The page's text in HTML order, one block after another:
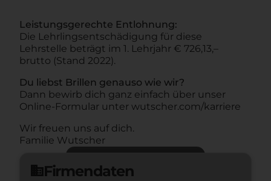
Leistungsgerechte Entlohnung:
Die Lehrlingsentschädigung für diese
Lehrstelle beträgt im 1. Lehrjahr € 726,13,–
brutto (Stand 2022).
Du liebst Brillen genauso wie wir?
Dann bewirb dich ganz einfach über unser
Online-Formular unter wutscher.com/karriere
Wir freuen uns auf dich.
Familie Wutscher
domainFirmendaten